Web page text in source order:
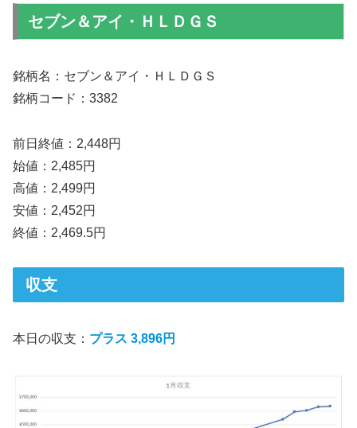
セブン＆アイ・ＨＬＤＧＳ
銘柄名：セブン＆アイ・ＨＬＤＧＳ
銘柄コード：3382
前日終値：2,448円
始値：2,485円
高値：2,499円
安値：2,452円
終値：2,469.5円
収支
本日の収支： プラス 3,896円